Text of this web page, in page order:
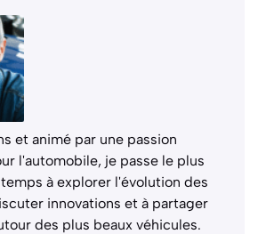
et animé par une passion
l'automobile, je passe le plus
à explorer l'évolution des
innovations et à partager
des plus beaux véhicules.